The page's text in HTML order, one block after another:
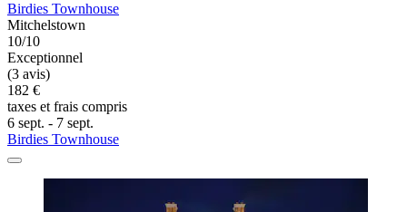
Birdies Townhouse
Mitchelstown
10/10
Exceptionnel
(3 avis)
182 €
taxes et frais compris
6 sept. - 7 sept.
Birdies Townhouse